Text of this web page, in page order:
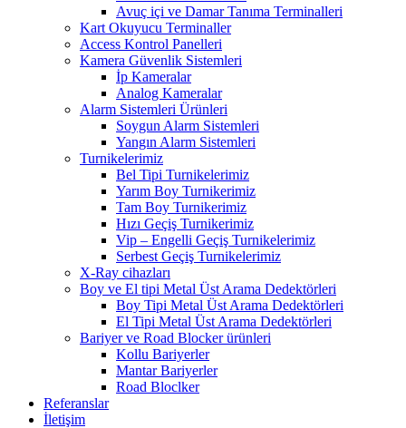
Avuç içi ve Damar Tanıma Terminalleri
Kart Okuyucu Terminaller
Access Kontrol Panelleri
Kamera Güvenlik Sistemleri
İp Kameralar
Analog Kameralar
Alarm Sistemleri Ürünleri
Soygun Alarm Sistemleri
Yangın Alarm Sistemleri
Turnikelerimiz
Bel Tipi Turnikelerimiz
Yarım Boy Turnikerimiz
Tam Boy Turnikerimiz
Hızı Geçiş Turnikerimiz
Vip – Engelli Geçiş Turnikelerimiz
Serbest Geçiş Turnikelerimiz
X-Ray cihazları
Boy ve El tipi Metal Üst Arama Dedektörleri
Boy Tipi Metal Üst Arama Dedektörleri
El Tipi Metal Üst Arama Dedektörleri
Bariyer ve Road Blocker ürünleri
Kollu Bariyerler
Mantar Bariyerler
Road Bloclker
Referanslar
İletişim